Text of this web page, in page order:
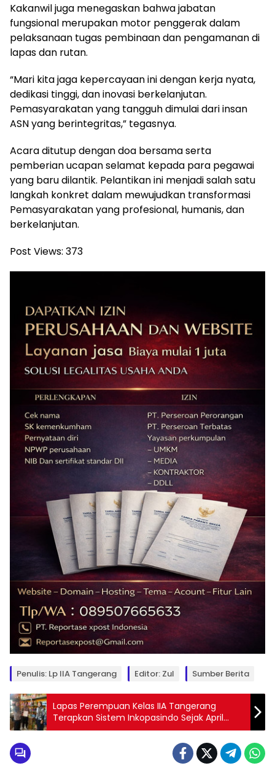
Kakanwil juga menegaskan bahwa jabatan
fungsional merupakan motor penggerak dalam
pelaksanaan tugas pembinaan dan pengamanan di
lapas dan rutan.
“Mari kita jaga kepercayaan ini dengan kerja nyata,
dedikasi tinggi, dan inovasi berkelanjutan.
Pemasyarakatan yang tangguh dimulai dari insan
ASN yang berintegritas,” tegasnya.
Acara ditutup dengan doa bersama serta
pemberian ucapan selamat kepada para pegawai
yang baru dilantik. Pelantikan ini menjadi salah satu
langkah konkret dalam mewujudkan transformasi
Pemasyarakatan yang profesional, humanis, dan
berkelanjutan.
Post Views: 373
Penulis: Lp IIA Tangerang Editor: Zul Sumber Berita
Lapas Perempuan Kelas IIA Tangerang
Terapkan Sistem Inkopasindo Sejak April
2025